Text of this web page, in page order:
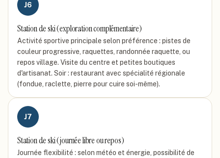
J6
Station de ski (exploration complémentaire)
Activité sportive principale selon préférence : pistes de
couleur progressive, raquettes, randonnée raquette, ou
repos village. Visite du centre et petites boutiques
d'artisanat. Soir : restaurant avec spécialité régionale
(fondue, raclette, pierre pour cuire soi-même).
J7
Station de ski (journée libre ou repos)
Journée flexibilité : selon météo et énergie, possibilité de